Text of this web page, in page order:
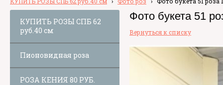
КУПИТЬ РОЗЫ СПБ 62
руб.40 см
Пионовидная роза
РОЗА КЕНИЯ 80 РУБ.
Фото букета 51
Вернуться к списку